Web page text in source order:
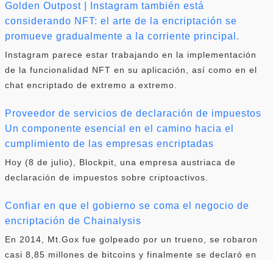
Golden Outpost | Instagram también está
considerando NFT: el arte de la encriptación se
promueve gradualmente a la corriente principal.
Instagram parece estar trabajando en la implementación
de la funcionalidad NFT en su aplicación, así como en el
chat encriptado de extremo a extremo.
Proveedor de servicios de declaración de impuestos
Un componente esencial en el camino hacia el
cumplimiento de las empresas encriptadas
Hoy (8 de julio), Blockpit, una empresa austriaca de
declaración de impuestos sobre criptoactivos.
Confiar en que el gobierno se coma el negocio de
encriptación de Chainalysis
En 2014, Mt.Gox fue golpeado por un trueno, se robaron
casi 8,85 millones de bitcoins y finalmente se declaró en